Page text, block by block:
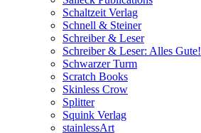
Schaltzeit Verlag
Schnell & Steiner
Schreiber & Leser
Schreiber & Leser: Alles Gute!
Schwarzer Turm
Scratch Books
Skinless Crow
Splitter
Squink Verlag
stainlessArt